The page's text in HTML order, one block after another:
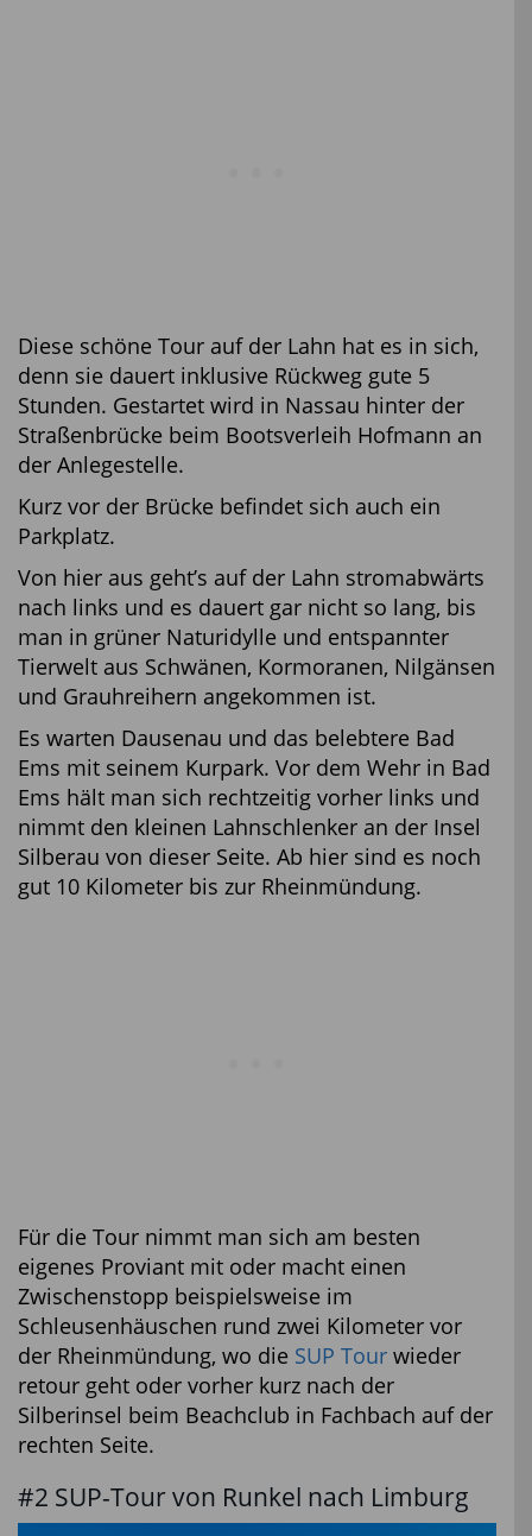
Diese schöne Tour auf der Lahn hat es in sich,
denn sie dauert inklusive Rückweg gute 5
Stunden. Gestartet wird in Nassau hinter der
Straßenbrücke beim Bootsverleih Hofmann an
der Anlegestelle.
Kurz vor der Brücke befindet sich auch ein
Parkplatz.
Von hier aus geht’s auf der Lahn stromabwärts
nach links und es dauert gar nicht so lang, bis
man in grüner Naturidylle und entspannter
Tierwelt aus Schwänen, Kormoranen, Nilgänsen
und Grauhreihern angekommen ist.
Es warten Dausenau und das belebtere Bad
Ems mit seinem Kurpark. Vor dem Wehr in Bad
Ems hält man sich rechtzeitig vorher links und
nimmt den kleinen Lahnschlenker an der Insel
Silberau von dieser Seite. Ab hier sind es noch
gut 10 Kilometer bis zur Rheinmündung.
Für die Tour nimmt man sich am besten
eigenes Proviant mit oder macht einen
Zwischenstopp beispielsweise im
Schleusenhäuschen rund zwei Kilometer vor
der Rheinmündung, wo die SUP Tour wieder
retour geht oder vorher kurz nach der
Silberinsel beim Beachclub in Fachbach auf der
rechten Seite.
#2 SUP-Tour von Runkel nach Limburg